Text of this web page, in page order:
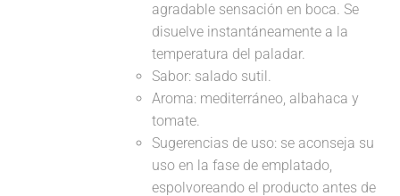
agradable sensación en boca. Se
disuelve instantáneamente a la
temperatura del paladar.
Sabor: salado sutil.
Aroma: mediterráneo, albahaca y
tomate.
Sugerencias de uso: se aconseja su
uso en la fase de emplatado,
espolvoreando el producto antes de